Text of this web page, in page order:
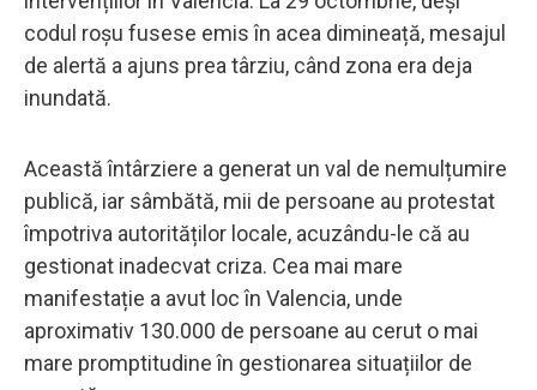
codul roșu fusese emis în acea dimineață, mesajul
de alertă a ajuns prea târziu, când zona era deja
inundată.
Această întârziere a generat un val de nemulțumire
publică, iar sâmbătă, mii de persoane au protestat
împotriva autorităților locale, acuzându-le că au
gestionat inadecvat criza. Cea mai mare
manifestație a avut loc în Valencia, unde
aproximativ 130.000 de persoane au cerut o mai
mare promptitudine în gestionarea situațiilor de